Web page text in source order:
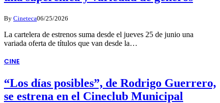
By Cineteca06/25/2026
La cartelera de estrenos suma desde el jueves 25 de junio una
variada oferta de títulos que van desde la…
CINE
“Los días posibles”, de Rodrigo Guerrero,
se estrena en el Cineclub Municipal